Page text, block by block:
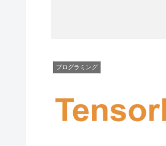
プログラミング